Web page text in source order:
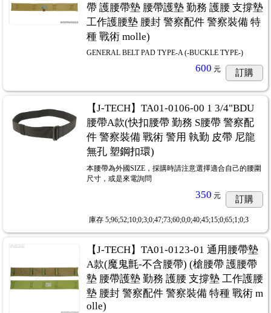
帶 護腰帶墊 腰帶護墊 勤務 護腰 支撐墊
工作護腰墊 腰封 警察配件 警察裝備 特
種 戰術 molle)
GENERAL BELT PAD TYPE-A (-BUCKLE TYPE-)
600 元 訂購
【J-TECH】TA01-0106-00 1 3/4"BDU
腰帶A款(快扣腰帶 勤務 S腰帶 警察配
件 警察裝備 戰術 警用 執勤 皮帶 尼龍
無孔 塑鋼扣環)
本腰帶為外國SIZE，採購時請注意選擇適合自己的腰圍
尺寸，或是來電詢問
350 元 訂購
庫存 5;96;52;10;0;3;0;47;73;60;0;0;40;45;15;0;65;1;0;3
【J-TECH】TA01-0123-01 通用腰帶墊
A款(魔鬼氈-不含腰帶) (槍腰帶 護腰帶
墊 腰帶護墊 勤務 護腰 支撐墊 工作護腰
墊 腰封 警察配件 警察裝備 特種 戰術 m
olle)